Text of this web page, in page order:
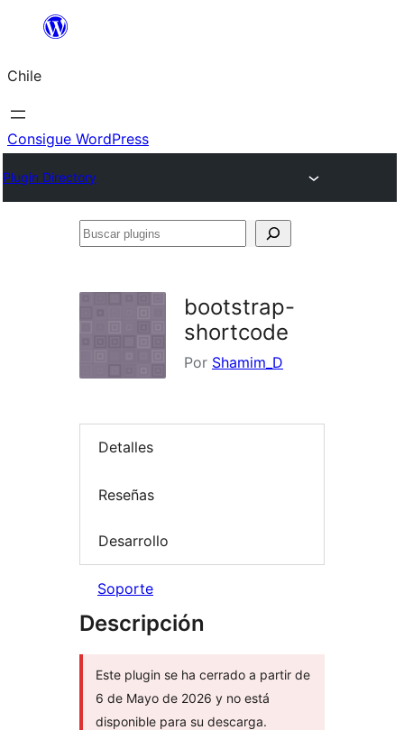
Saltar
contenido
Chile
Consigue WordPress
Plugin Directory
Buscar
bootstrap-
shortcode
Por Shamim_D
Detalles
Reseñas
Desarrollo
Soporte
Descripción
Este plugin se ha cerrado a partir de
6 de Mayo de 2026 y no está
disponible para su descarga.